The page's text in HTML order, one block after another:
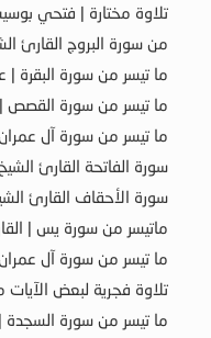
تلاوة مختارة | فتحي
من سورة البروج القارئ
ما تيسر من سورة البقرة
ما تيسر من سورة القصص
ما تيسر من سورة آل
سورة الفاتحة القارئ
سورة الأحقاف القارئ
ماتيسر من سورة يس |
ما تيسر من سورة آل
تلاوة فجرية لبعض الآيات
ما تيسر من سورة السجدة